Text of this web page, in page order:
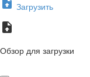
Загрузить
Обзор для загрузки